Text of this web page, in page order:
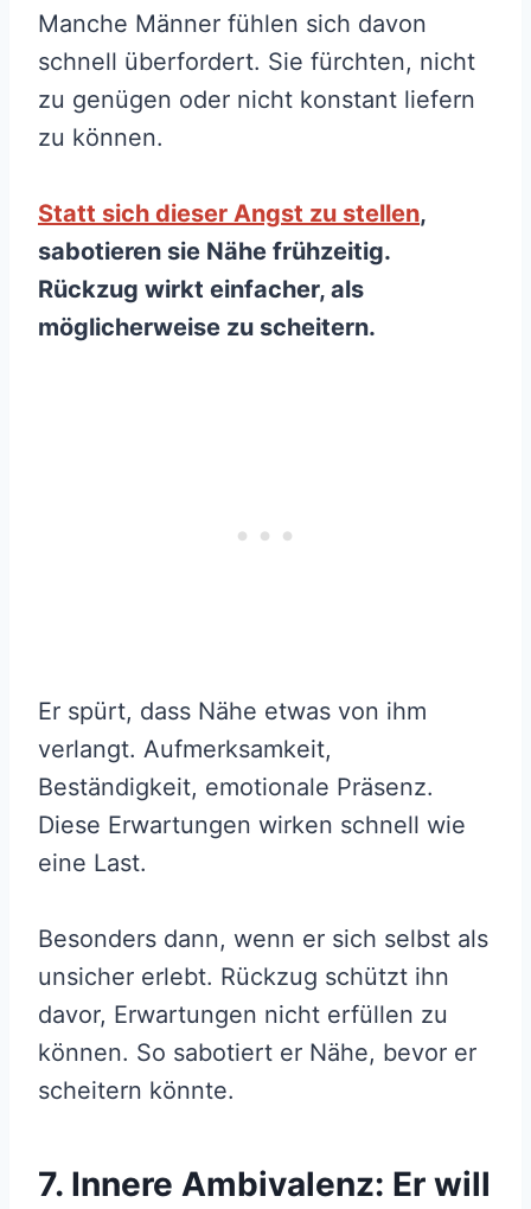
Manche Männer fühlen sich davon
schnell überfordert. Sie fürchten, nicht
zu genügen oder nicht konstant liefern
zu können.
Statt sich dieser Angst zu stellen,
sabotieren sie Nähe frühzeitig.
Rückzug wirkt einfacher, als
möglicherweise zu scheitern.
Er spürt, dass Nähe etwas von ihm
verlangt. Aufmerksamkeit,
Beständigkeit, emotionale Präsenz.
Diese Erwartungen wirken schnell wie
eine Last.
Besonders dann, wenn er sich selbst als
unsicher erlebt. Rückzug schützt ihn
davor, Erwartungen nicht erfüllen zu
können. So sabotiert er Nähe, bevor er
scheitern könnte.
7. Innere Ambivalenz: Er will